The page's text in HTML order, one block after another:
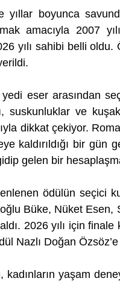
yıllar boyunca
amacıyla 2007
yılı sahibi belli oldu.
eser arasından
suskunluklar ve
dikkat çekiyor.
kaldırıldığı bir
gelen bir
ödülün seçici
Büke, Nüket
2026 yılı için finale
Nazlı Doğan
yaşam